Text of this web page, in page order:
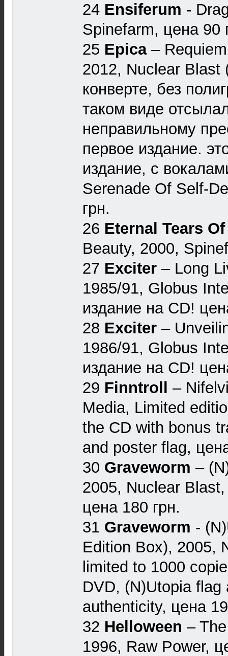
24 Ensiferum -
Spinefarm, цена 90
25 Epica–
2012, Nuclear Blast
конверте, без
таком виде
неправильному
первое издание.
издание, с
Serenade Of Self-
грн.
26 Eternal Tears
Beauty, 2000,
27 Exciter ‎– Long
1985/91, Globus
издание на CD!
28 Exciter ‎–
1986/91, Globus
издание на CD!
29 Finntroll
‎–
Media, Limited
the CD with bonus
and poster flag,
30 Graveworm ‎–
2005, Nuclear
цена 180 грн.
31 Graveworm -
Edition Box), 2005,
limited to 1000
DVD, (N)Utopia
authenticity, цена
32 Helloween ‎–
1996, Raw Power,